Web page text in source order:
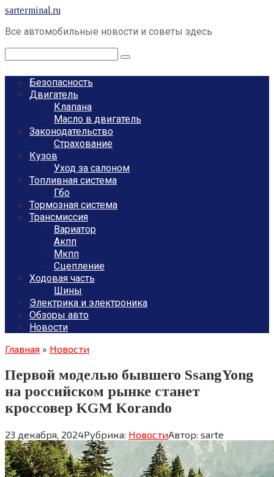
Перейти
контенту
sarterminal.ru
Все автомобильные новости и советы здесь
Поиск:
Безопасность
Двигатель
Клапана
Масло в двигатель
Законодательство
Страхование
Кузов
Уход за салоном
Топливная система
Гбо
Тормозная система
Трансмиссия
Вариатор
Акпп
Мкпп
Сцепление
Ходовая часть
Шины
Электрика и электроника
Обзоры авто
Новости
Главная » Новости
Первой моделью бывшего SsangYong
на российском рынке станет
кроссовер KGM Korando
23 декабря, 2024Рубрика: НовостиАвтор: sarte